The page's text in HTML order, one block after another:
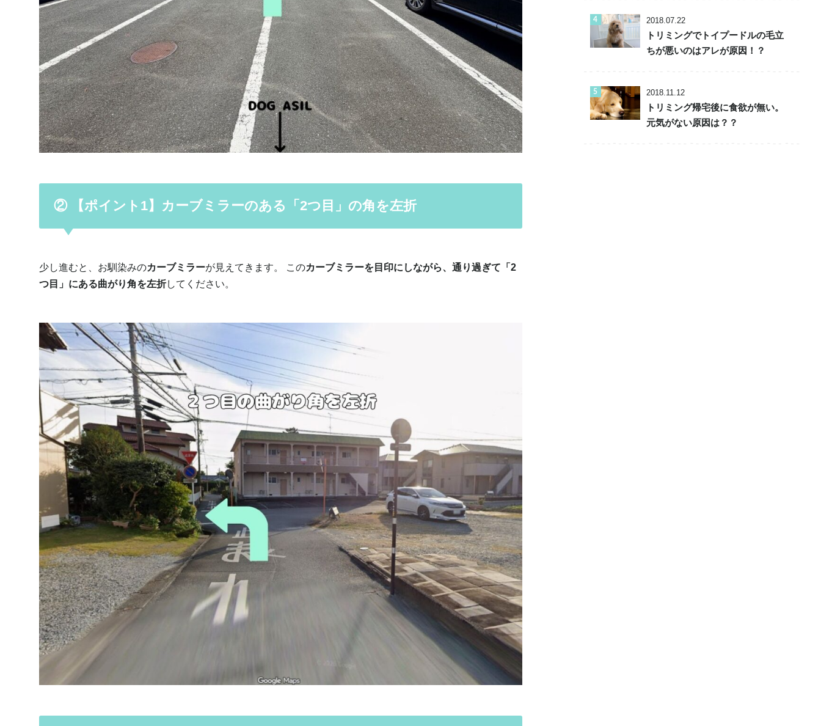
② 【ポイント1】カーブミラーのある「2つ目」の角を左折
少し進むと、お馴染みのカーブミラーが見えてきます。 このカーブミラーを目印にしながら、通り過ぎて「2
つ目」にある曲がり角を左折してください。
2018.07.22
トリミングでトイプードルの毛立
ちが悪いのはアレが原因！？
2018.11.12
トリミング帰宅後に食欲が無い。
元気がない原因は？？